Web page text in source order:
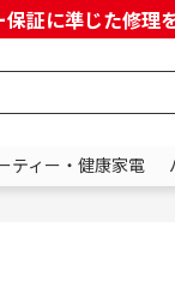
証に準じた修理
ティー・健康家電